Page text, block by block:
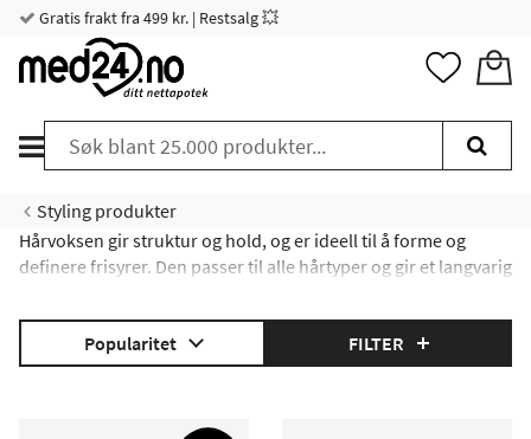
Gratis frakt fra 499 kr. | Restsalg 💥
Styling produkter
Hårvoksen gir struktur og hold, og er ideell til å forme og
definere frisyrer. Den passer til alle hårtyper og gir et langvarig
Popularitet FILTER